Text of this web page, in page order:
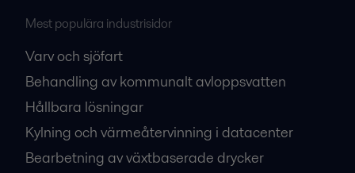
Mest populära industrisidor
Varv och sjöfart
Behandling av kommunalt avloppsvatten
Hållbara lösningar
Kylning och värmeåtervinning i datacenter
Bearbetning av växtbaserade drycker